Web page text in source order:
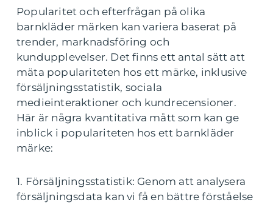
Popularitet och efterfrågan på olika
barnkläder märken kan variera baserat på
trender, marknadsföring och
kundupplevelser. Det finns ett antal sätt att
mäta populariteten hos ett märke, inklusive
försäljningsstatistik, sociala
medieinteraktioner och kundrecensioner.
Här är några kvantitativa mått som kan ge
inblick i populariteten hos ett barnkläder
märke:
1. Försäljningsstatistik: Genom att analysera
försäljningsdata kan vi få en bättre förståelse